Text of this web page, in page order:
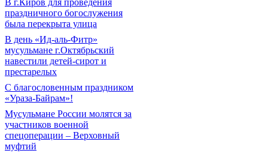
В г.Киров для проведения
праздничного богослужения
была перекрыта улица
В день «Ид-аль-Фитр»
мусульмане г.Октябрьский
навестили детей-сирот и
престарелых
С благословенным праздником
«Ураза-Байрам»!
Мусульмане России молятся за
участников военной
спецоперации – Верховный
муфтий